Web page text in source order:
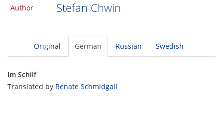
Author Stefan Chwin
Original German Russian Swedish
Im Schilf
Translated by Renate Schmidgall